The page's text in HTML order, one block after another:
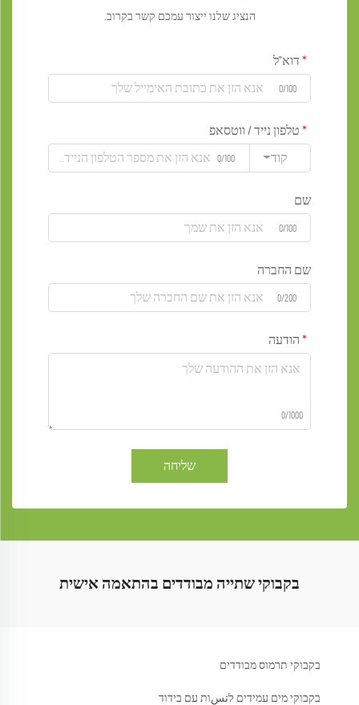
הנציג שלנו ייצור עמכם קשר בקרוב.
דוא"ל
0/100
טלפון נייד / ווטסאפ
קוד 0/100
שם
0/100
שם החברה
0/200
הודעה
0/1000
שליחה
בקבוקי שתייה מבודדים בהתאמה אישית
בקבוקי תרמוס מבודדים
בקבוקי מים עמידים לتسות עם בידוד